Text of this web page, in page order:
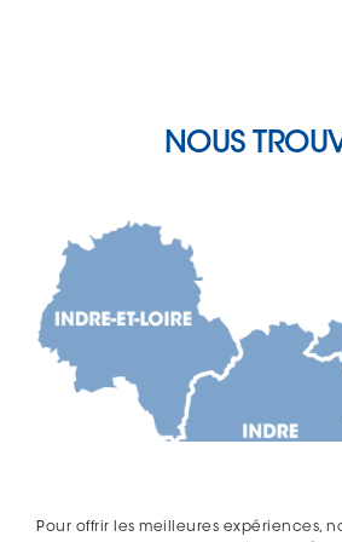
Pour offrir les meilleures expériences,
NOUS